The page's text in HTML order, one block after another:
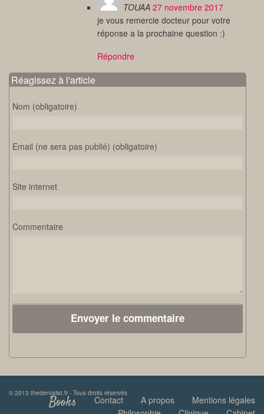
TOUAA 27 novembre 2017
je vous remercie docteur pour votre
réponse a la prochaine question :)
Répondre
Réagissez à l'article
Nom (obligatoire)
Email (ne sera pas publié) (obligatoire)
Site internet
Commentaire
© 2013 thedentalist.fr - Tous droits réservés
Mentions légales
A propos
Contact
Books